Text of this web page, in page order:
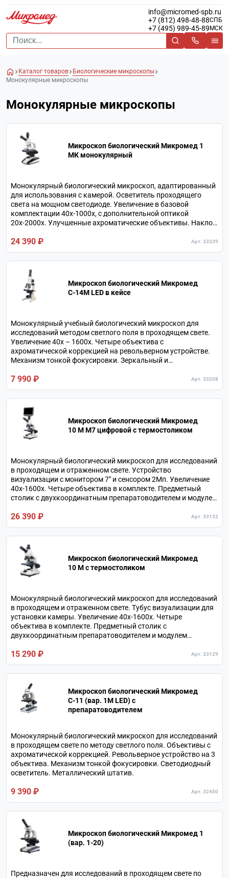
info@micromed-spb.ru
+7 (812) 498-48-88СПБ
+7 (495) 989-45-89 МСК
Каталог товаров
Биологические микроскопы
Монокулярные микроскопы
Монокулярные микроскопы
Микроскоп биологический Микромед 1
МК монокулярный
Монокулярный биологический микроскоп, адаптированный
для использования с камерой. Осветитель проходящего
света на мощном светодиоде. Увеличение в базовой
комплектации 40х-1000х, с дополнительной оптикой
20х-2000х. Улучшенные ахроматические объективы. Наклон
24 390 ₽ Арт. 33339
Микроскоп биологический Микромед
C-14M LED в кейсе
Монокулярный учебный биологический микроскоп для
исследований методом светлого поля в проходящем свете.
Увеличение 40х – 1600х. Четыре объектива с
ахроматической коррекцией на револьверном устройстве.
Механизм тонкой фокусировки. Зеркальный и
7 990 ₽ Арт. 33208
Микроскоп биологический Микромед
10 M M7 цифровой c термостоликом
Монокулярный биологический микроскоп для исследований
в проходящем и отраженном свете. Устройство
визуализации с монитором 7" и сенсором 2Мп. Увеличение
40х-1600х. Четыре объектива в комплекте. Предметный
столик с двухкоординатным препаратоводителем и модулем
аккумулятора или от сетевого адаптера.
26 390 ₽ Арт. 33132
Микроскоп биологический Микромед
10 M c термостоликом
Монокулярный биологический микроскоп для исследований
в проходящем и отраженном свете. Тубус визуализации для
установки камеры. Увеличение 40х-1600х. Четыре
объектива в комплекте. Предметный столик с
двухкоординатным препаратоводителем и модулем
аккумулятора или от сетевого адаптера.
15 290 ₽ Арт. 33129
Микроскоп биологический Микромед
С-11 (вар. 1М LED) с
препаратоводителем
Монокулярный биологический микроскоп для исследований
в проходящем свете по методу светлого поля. Объективы с
ахроматической коррекцией. Револьверное устройство на 3
объектива. Механизм тонкой фокусировки. Светодиодный
осветитель. Металлический штатив.
9 390 ₽ Арт. 32450
Микроскоп биологический Микромед 1
(вар. 1-20)
Предназначен для исследований в проходящем свете по